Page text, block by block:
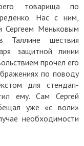
товарища по
Нас с ним,
Сергеем Меньковым
Таллине шествия
защитной линии
прочел его
по поводу
для стендап-
ему. Сам Сергей
уже «с воли»
необходимости